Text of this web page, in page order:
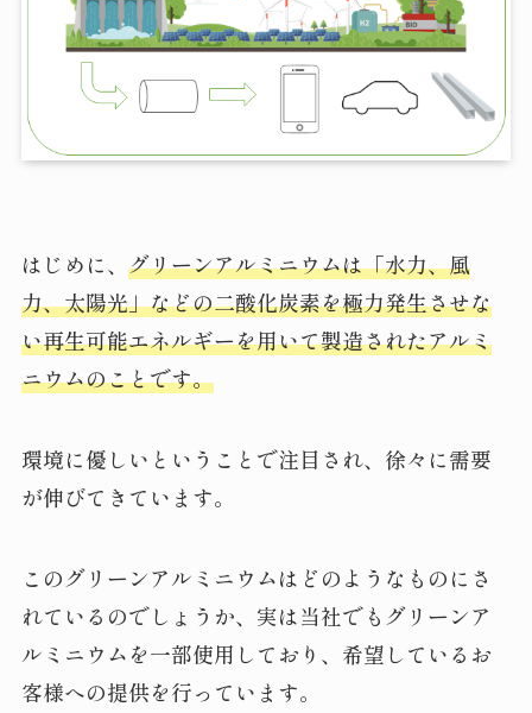
はじめに、 グリーンアルミニウムは「水力、風
力、太陽光」などの二酸化炭素を極力発生させな
い再生可能エネルギーを用いて製造されたアルミ
ニウムのことです。
環境に優しいということで注目され、徐々に需要
が伸びてきています。
このグリーンアルミニウムはどのようなものにさ
れているのでしょうか、実は当社でもグリーンア
ルミニウムを一部使用しており、希望しているお
客様への提供を行っています。